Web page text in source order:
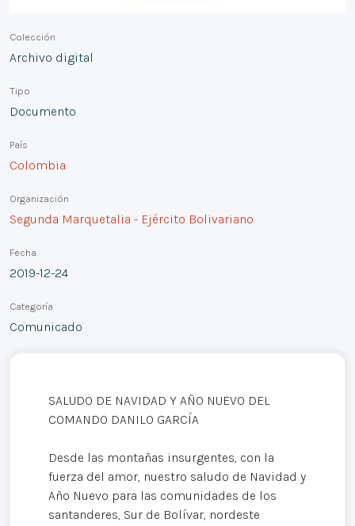
Colección
Archivo digital
Tipo
Documento
País
Colombia
Organización
Segunda Marquetalia - Ejército Bolivariano
Fecha
2019-12-24
Categoría
Comunicado
SALUDO DE NAVIDAD Y AÑO NUEVO DEL
COMANDO DANILO GARCÍA
Desde las montañas insurgentes, con la
fuerza del amor, nuestro saludo de Navidad y
Año Nuevo para las comunidades de los
santanderes, Sur de Bolívar, nordeste